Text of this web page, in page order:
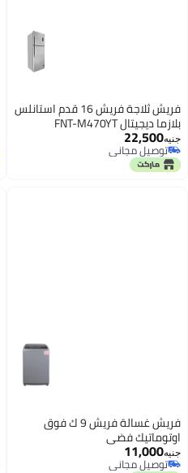
فريش ثلاجة فريش 16 قدم استانلس
بلازما ديجيتال FNT-M470YT
جنيه22,500
توصيل مجاني
توصيل مجاني
فريش غسالة فريش 9 ك فوق
اوتوماتيك فضي
جنيه11,000
توصيل مجاني